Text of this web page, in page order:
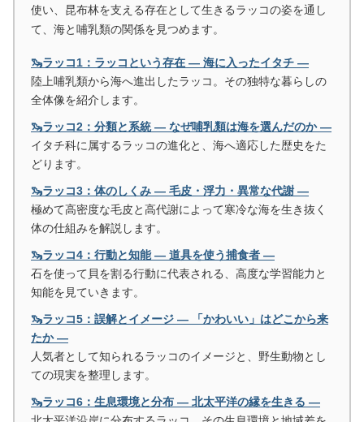
使い、昆布林を支える存在として生きるラッコの姿を通し
て、海と哺乳類の関係を見つめます。
🦦ラッコ1：ラッコという存在 ― 海に入ったイタチ ―
陸上哺乳類から海へ進出したラッコ。その独特な暮らしの
全体像を紹介します。
🦦ラッコ2：分類と系統 ― なぜ哺乳類は海を選んだのか ―
イタチ科に属するラッコの進化と、海へ適応した歴史をた
どります。
🦦ラッコ3：体のしくみ ― 毛皮・浮力・異常な代謝 ―
極めて高密度な毛皮と高代謝によって寒冷な海を生き抜く
体の仕組みを解説します。
🦦ラッコ4：行動と知能 ― 道具を使う捕食者 ―
石を使って貝を割る行動に代表される、高度な学習能力と
知能を見ていきます。
🦦ラッコ5：誤解とイメージ ― 「かわいい」はどこから来
たか ―
人気者として知られるラッコのイメージと、野生動物とし
ての現実を整理します。
🦦ラッコ6：生息環境と分布 ― 北太平洋の縁を生きる ―